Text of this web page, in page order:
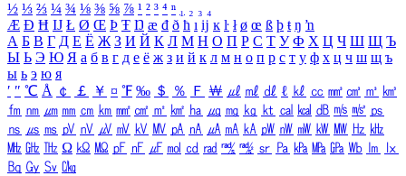
½ ⅓ ⅔ ¼ ¾ ⅛ ⅜ ⅝ ⅞ ¹ ² ³ ⁴ ⁿ ₁ ₂ ₃ ₄
Æ Ð Ħ Ĳ Ł Ø Œ Þ Ŧ Ŋ æ đ ð ħ ı ĳ ĸ ŀ ł ø œ ß þ ŧ ŋ ŉ
А Б В Г Д Е Ё Ж З И Й К Л М Н О П Р С Т У Ф Х Ц Ч Ш Щ Ъ
Ы Ь Э Ю Я а б в г д е ё ж з и й к л м н о п р с т у ф х ц ч ш щ ъ
ы ь э ю я
′ ″ ℃ Å ￠ ￡ ￥ ¤ ℉ ‰ ＄ ％ Ｆ ￦ ㎕ ㎖ ㎗ ℓ ㎘ ㏄ ㎣ ㎤ ㎥ ㎦
㎙ ㎚ ㎛ ㎜ ㎝ ㎞ ㎟ ㎠ ㎡ ㎢ ㏊ ㎍ ㎎ ㎏ ㏏ ㎈ ㎉ ㏈ ㎧ ㎨ ㎰
㎱ ㎲ ㎳ ㎴ ㎵ ㎶ ㎷ ㎸ ㎹ ㎀ ㎁ ㎂ ㎃ ㎄ ㎺ ㎻ ㎽ ㎾ ㎿ ㎐ ㎑
㎒ ㎓ ㎔ Ω ㏀ ㏁ ㎊ ㎋ ㎌ ㏖ ㏅ ㎭ ㎮ ㎯ ㏛ ㎩ ㎪ ㎫ ㎬ ㏝ ㏐
㏓
㏃ ㏉ ㏜ ㏆